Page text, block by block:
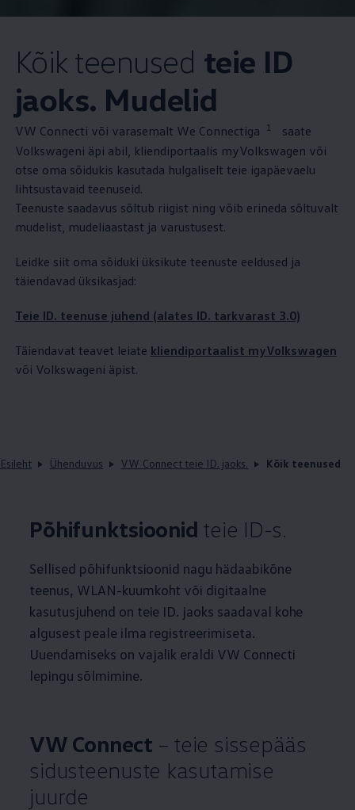
Kõik teenused teie ID
jaoks. Mudelid
VW Connecti või varasemalt We Connectiga 1
saate
Volkswageni äpi abil, kliendiportaalis myVolkswagen või
otse oma sõidukis kasutada hulgaliselt teie igapäevaelu
lihtsustavaid teenuseid.
Teenuste saadavus sõltub riigist ning võib erineda sõltuvalt
mudelist, mudeliaastast ja varustusest.
Leidke siit oma sõiduki üksikute teenuste eeldused ja
täiendavad üksikasjad:
Teie ID. teenuse juhend (alates ID. tarkvarast 3.0)
Täiendavat teavet leiate kliendiportaalist myVolkswagen
või Volkswageni äpist.
Esileht Ühenduvus VW Connect teie ID. jaoks. Kõik teenused
Põhifunktsioonid teie ID-s.
Sellised põhifunktsioonid nagu hädaabikõne
teenus, WLAN-kuumkoht või digitaalne
kasutusjuhend on teie ID. jaoks saadaval kohe
algusest peale ilma registreerimiseta.
Uuendamiseks on vajalik eraldi VW Connecti
lepingu sõlmimine.
VW Connect – teie sissepääs
sidusteenuste kasutamise
juurde